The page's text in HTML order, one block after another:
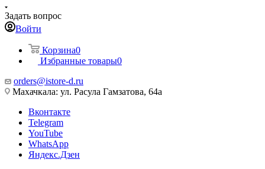
Задать вопрос
Войти
Корзина0
Избранные товары0
orders@istore-d.ru
Махачкала: ул. Расула Гамзатова, 64а
Вконтакте
Telegram
YouTube
WhatsApp
Яндекс.Дзен